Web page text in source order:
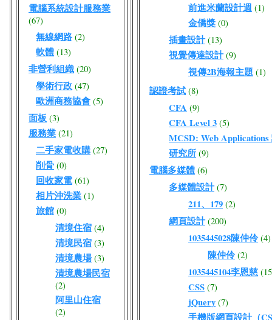
電腦系統設計服務業
(67)
無線網路 (2)
軟體 (13)
非營利組織 (20)
學術行政 (47)
歐洲商務協會 (5)
面板 (3)
服務業 (21)
二手家電收購 (27)
削骨 (0)
回收家電 (61)
相片沖洗業 (1)
旅館 (0)
清境住宿 (4)
清境民宿 (3)
清境農場 (3)
清境農場民宿
(2)
阿里山住宿
(2)
前進米蘭設計週 (1)
金僑獎 (0)
插畫設計 (13)
視覺傳達設計 (9)
視傳2B海報主題 (1)
認證考試 (8)
CFA (9)
CFA Level 3 (5)
MCSD: Web Applications
研究所 (9)
電腦多媒體 (6)
多媒體設計 (7)
211、179 (2)
網頁設計 (200)
1035445028陳仲伶 (4)
陳仲伶 (2)
1035445104李恩慈
CSS (7)
jQuery (7)
手機版網頁設計（